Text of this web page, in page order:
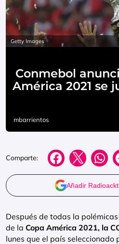
Getty Images
Conmebol
América 2021 se
mbarrientos
Comparte:
Añadir
Después de todas la
de la Copa América 2021, la
lunes que el país seleccionado